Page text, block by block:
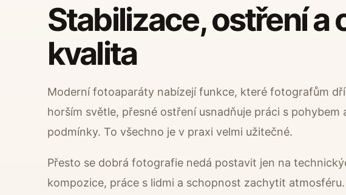
Stabilizace, ostření a
kvalita
Moderní fotoaparáty nabízejí funkce, které fotografům
horším světle, přesné ostření usnadňuje práci s
podmínky. To všechno je v praxi velmi užitečné.
Přesto se dobrá fotografie nedá postavit jen na
kompozice, práce s lidmi a schopnost zachytit